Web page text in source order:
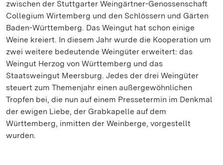
zwischen der Stuttgarter Weingärtner-Genossenschaft
Collegium Wirtemberg und den Schlössern und Gärten
Baden-Württemberg. Das Weingut hat schon einige
Weine kreiert. In diesem Jahr wurde die Kooperation um
zwei weitere bedeutende Weingüter erweitert: das
Weingut Herzog von Württemberg und das
Staatsweingut Meersburg. Jedes der drei Weingüter
steuert zum Themenjahr einen außergewöhnlichen
Tropfen bei, die nun auf einem Pressetermin im Denkmal
der ewigen Liebe, der Grabkapelle auf dem
Württemberg, inmitten der Weinberge, vorgestellt
wurden.